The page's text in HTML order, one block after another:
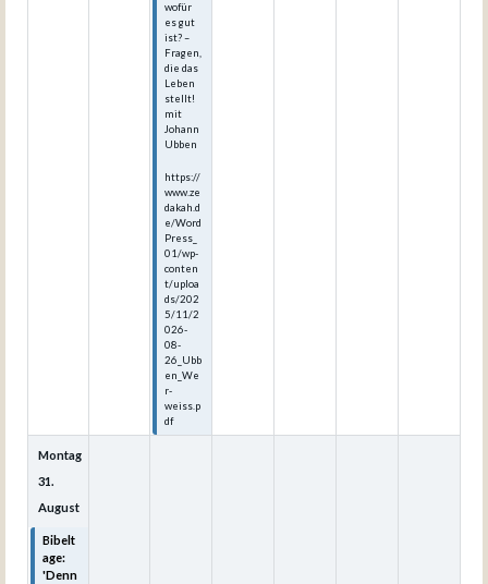
wofür
es gut
ist? –
Fragen,
die das
Leben
stellt!
mit
Johann
Ubben
https://
www.ze
dakah.d
e/Word
Press_
01/wp-
conten
t/uploa
ds/202
5/11/2
026-
08-
26_Ubb
en_We
r-
weiss.p
df
Montag
31.
August
Bibelt
age:
'Denn